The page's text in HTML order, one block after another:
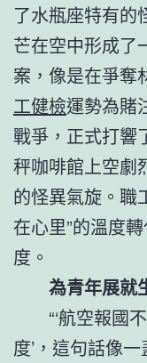
了水瓶座特有的
芒在空中形成了
案，像是在爭奪
工健檢運勢為賭
戰爭，正式打響
秤咖啡館上空劇
的怪異氣旋。職
在心里”的溫度
度。
為青年展就
“‘航空報國
度’，這句話像